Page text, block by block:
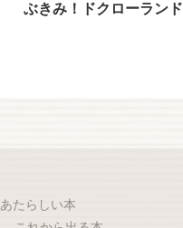
ぶきみ！ドクローランド
あたらしい本